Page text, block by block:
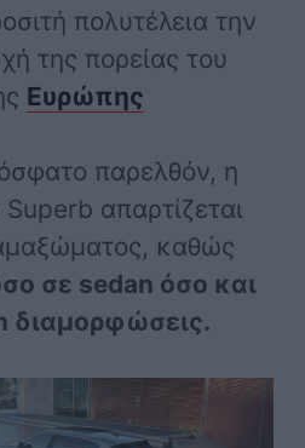
πολυτέλεια την
της πορείας του
Ευρώπης
παρελθόν, η
απαρτίζεται
καθώς
σε sedan όσο και
διαμορφώσεις.